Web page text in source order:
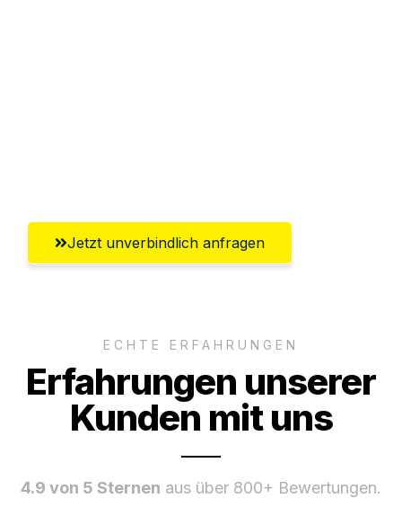
Jetzt unverbindlich anfragen
ECHTE ERFAHRUNGEN
Erfahrungen unserer
Kunden mit uns
4.9 von 5 Sternen aus über 800+ Bewertungen.